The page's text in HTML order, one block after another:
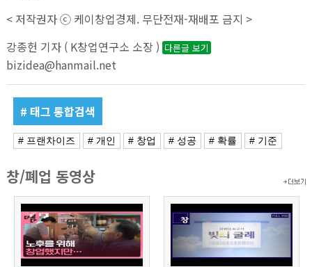
< 저작권자 ⓒ 케이창업경제. 무단전재-재배포 금지 >
강종헌 기자 ( K창업연구소 소장 ) 다른글 보기
bizidea@hanmail.net
# 태그 통합검색
# 프랜차이즈 # 개인 # 창업 # 성공 # 확률 # 기준
창/폐업 동영상